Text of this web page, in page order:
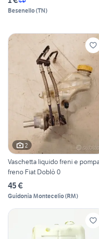
Besenello(TN)
2
Vaschetta liquido freni e
freno Fiat Doblò 0
45 €
Guidonia Montecelio(RM)